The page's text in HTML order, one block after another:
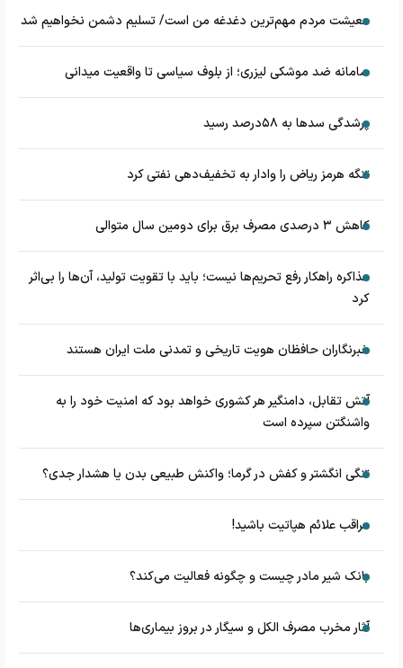
معیشت مردم مهم‌ترین دغدغه من است/ تسلیم دشمن نخواهیم شد
سامانه ضد موشکی لیزری؛ از بلوف سیاسی تا واقعیت میدانی
پرشدگی سدها به ۵۸درصد رسید
تنگه هرمز ریاض را وادار به تخفیف‌دهی نفتی کرد
کاهش ۳ درصدی مصرف برق برای دومین سال متوالی
مذاکره راهکار رفع تحریم‌ها نیست؛ باید با تقویت تولید، آن‌ها را بی‌اثر
کرد
خبرنگاران حافظان هویت تاریخی و تمدنی ملت ایران هستند
آتش تقابل، دامنگیر هر کشوری خواهد بود که امنیت خود را به
واشنگتن سپرده است
تنگی انگشتر و کفش در گرما؛ واکنش طبیعی بدن یا هشدار جدی؟
مراقب علائم هپاتیت باشید!
بانک شیر مادر چیست و چگونه فعالیت می‌کند؟
آثار مخرب مصرف الکل و سیگار در بروز بیماری‌ها